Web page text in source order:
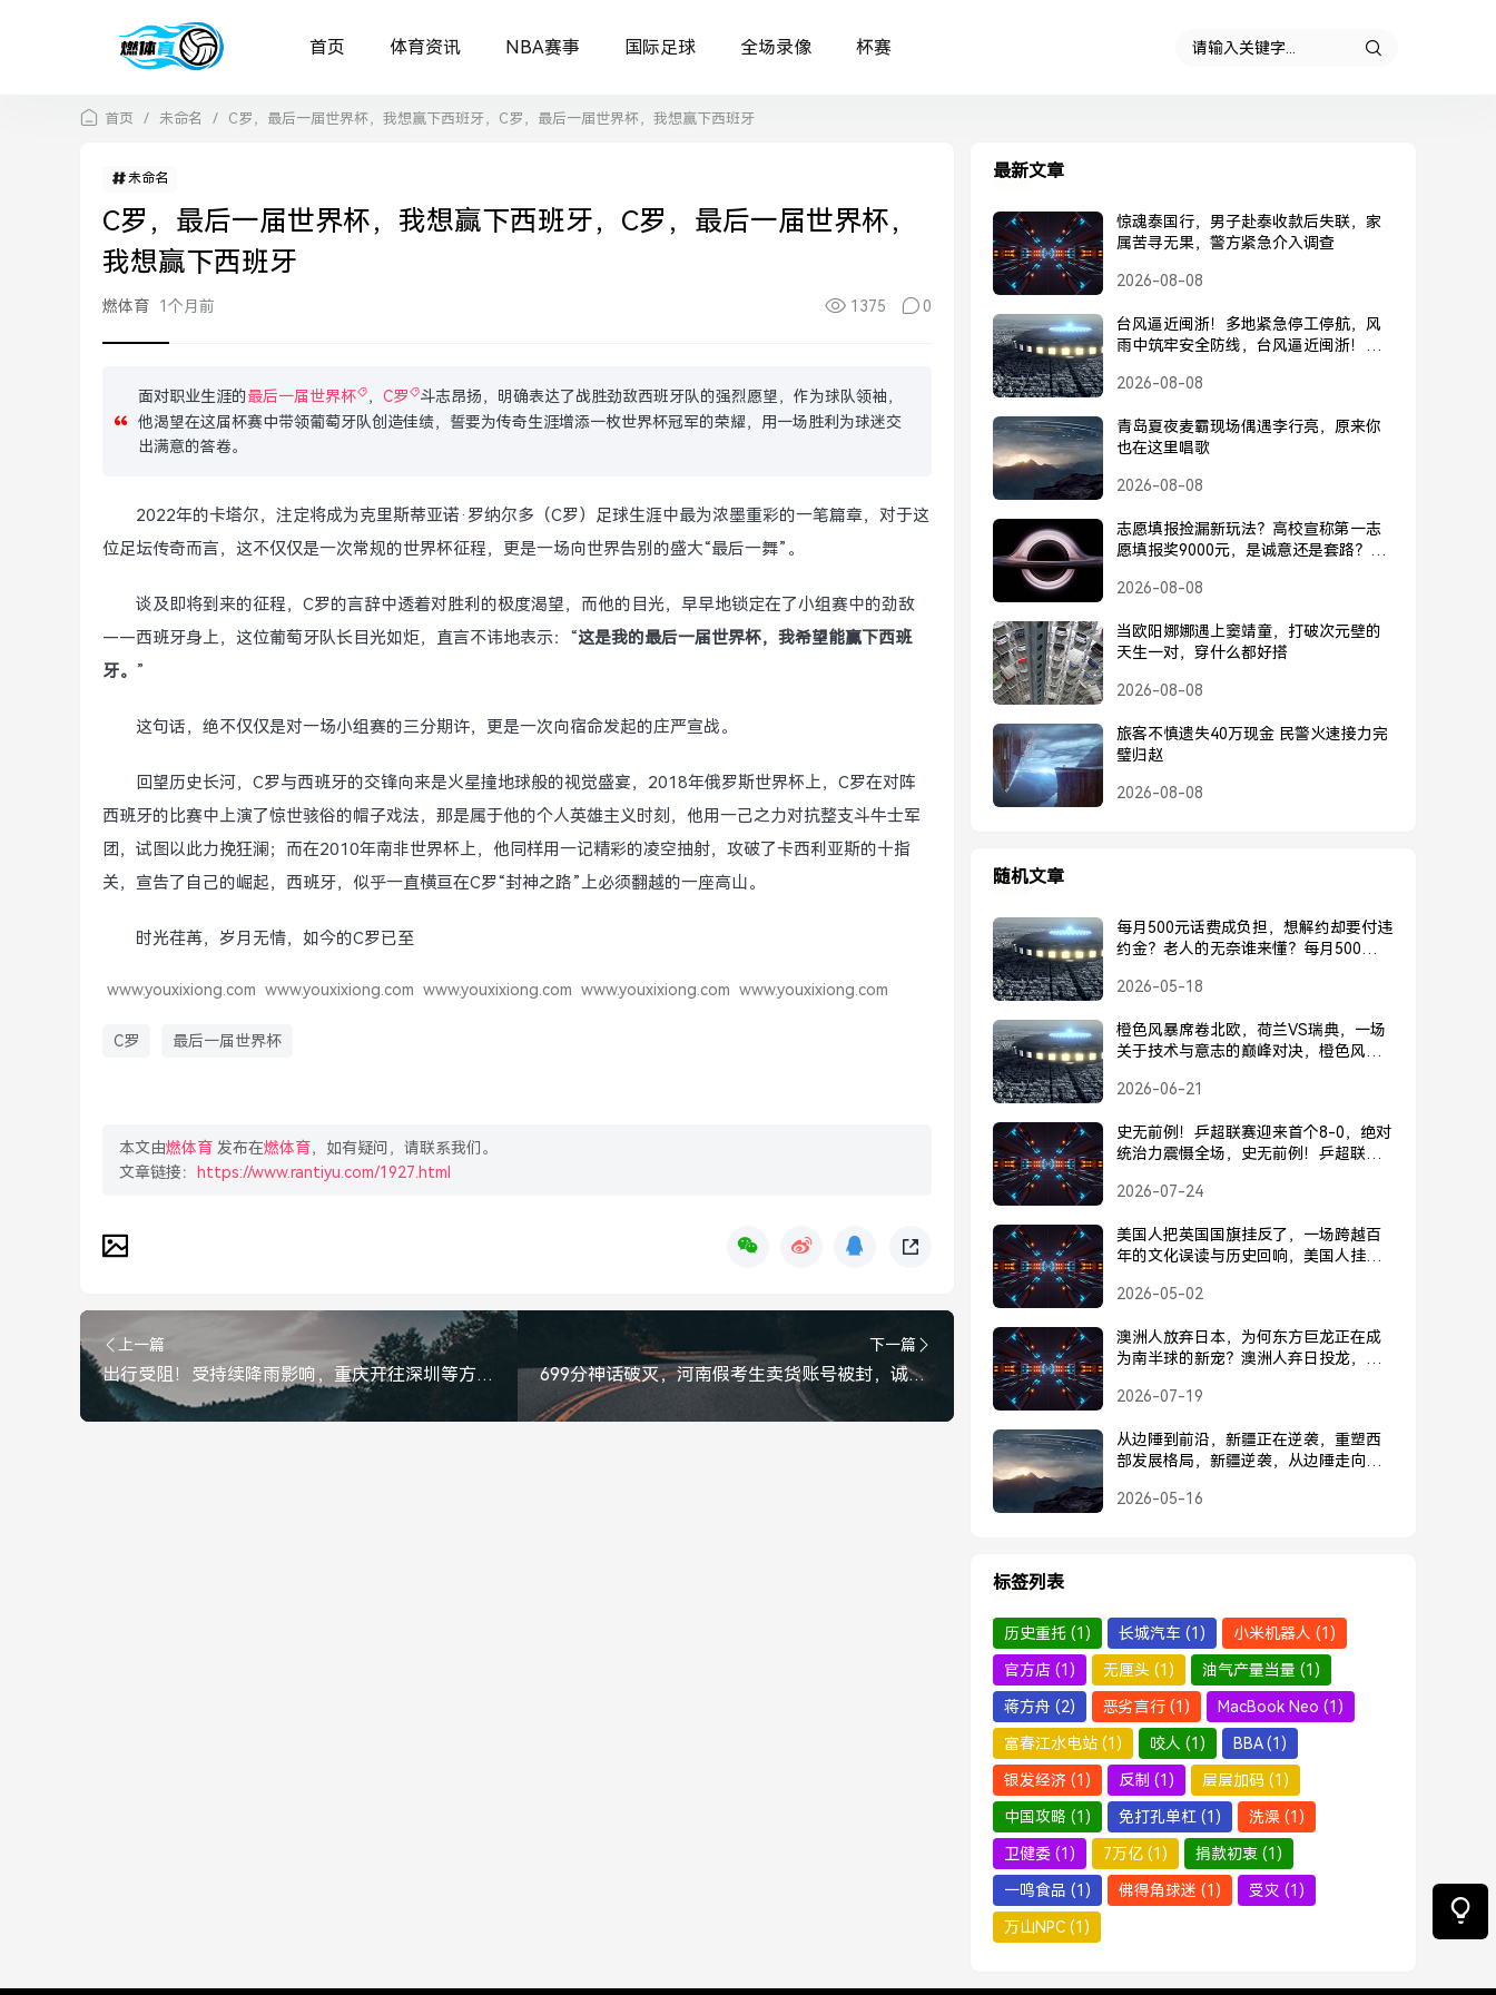
首页 体育资讯 NBA赛事 国际足球 全场录像 杯赛
首页 / 未命名 / C罗，最后一届世界杯，我想赢下西班牙，C罗，最后一届世界杯，我想赢下西班牙
未命名
C罗，最后一届世界杯，我想赢下西班牙，C罗，最后一届世界杯，
我想赢下西班牙
燃体育 1个月前 1375 0
面对职业生涯的最后一届世界杯 ， C罗
斗志昂扬，明确表达了战胜劲敌西班牙队的强烈愿望，作为球队领袖，
他渴望在这届杯赛中带领葡萄牙队创造佳绩，誓要为传奇生涯增添一枚世界杯冠军的荣耀，用一场胜利为球迷交
出满意的答卷。
2022年的卡塔尔，注定将成为克里斯蒂亚诺·罗纳尔多（C罗）足球生涯中最为浓墨重彩的一笔篇章，对于这
位足坛传奇而言，这不仅仅是一次常规的世界杯征程，更是一场向世界告别的盛大“最后一舞”。
谈及即将到来的征程，C罗的言辞中透着对胜利的极度渴望，而他的目光，早早地锁定在了小组赛中的劲敌
——西班牙身上，这位葡萄牙队长目光如炬，直言不讳地表示：“这是我的最后一届世界杯，我希望能赢下西班
牙。 ”
这句话，绝不仅仅是对一场小组赛的三分期许，更是一次向宿命发起的庄严宣战。
回望历史长河，C罗与西班牙的交锋向来是火星撞地球般的视觉盛宴，2018年俄罗斯世界杯上，C罗在对阵
西班牙的比赛中上演了惊世骇俗的帽子戏法，那是属于他的个人英雄主义时刻，他用一己之力对抗整支斗牛士军
团，试图以此力挽狂澜；而在2010年南非世界杯上，他同样用一记精彩的凌空抽射，攻破了卡西利亚斯的十指
关，宣告了自己的崛起，西班牙，似乎一直横亘在C罗“封神之路”上必须翻越的一座高山。
时光荏苒，岁月无情，如今的C罗已至
www.youxixiong.com www.youxixiong.com www.youxixiong.com www.youxixiong.com www.youxixiong.com
C罗 最后一届世界杯
本文由燃体育 发布在燃体育，如有疑问，请联系我们。
文章链接：
https://www.rantiyu.com/1927.html
上一篇
出行受阻！受持续降雨影响，重庆开往深圳等方向多趟列车停运，持续降雨致重庆开往深圳等多地列车停运
下一篇
699分神话破灭，河南假考生卖货账号被封，诚信是最大的流量密码，699分神话破灭！河南假考生卖货账号被封，诚信才是流量密码
最新文章
惊魂泰国行，男子赴泰收款后失联，家
属苦寻无果，警方紧急介入调查
2026-08-08
台风逼近闽浙！多地紧急停工停航，风
雨中筑牢安全防线，台风逼近闽浙！多
2026-08-08
青岛夏夜麦霸现场偶遇李行亮，原来你
也在这里唱歌
2026-08-08
志愿填报捡漏新玩法？高校宣称第一志
愿填报奖9000元，是诚意还是套路？高
套路？
2026-08-08
当欧阳娜娜遇上窦靖童，打破次元壁的
天生一对，穿什么都好搭
2026-08-08
旅客不慎遗失40万现金 民警火速接力完
璧归赵
2026-08-08
随机文章
每月500元话费成负担，想解约却要付违
约金？老人的无奈谁来懂？每月500元话
2026-05-18
橙色风暴席卷北欧，荷兰VS瑞典，一场
关于技术与意志的巅峰对决，橙色风暴
峰对决
2026-06-21
史无前例！乒超联赛迎来首个8-0，绝对
统治力震慑全场，史无前例！乒超联赛
2026-07-24
美国人把英国国旗挂反了，一场跨越百
年的文化误读与历史回响，美国人挂反
历史回响
2026-05-02
澳洲人放弃日本，为何东方巨龙正在成
为南半球的新宠？澳洲人弃日投龙，为
2026-07-19
从边陲到前沿，新疆正在逆袭，重塑西
部发展格局，新疆逆袭，从边陲走向前
2026-05-16
标签列表
历史重托 (1) 长城汽车 (1) 小米机器人 (1)
官方店 (1) 无厘头 (1) 油气产量当量 (1)
蒋方舟 (2) 恶劣言行 (1) MacBook Neo (1)
富春江水电站 (1) 咬人 (1) BBA(1)
银发经济 (1) 反制 (1) 层层加码 (1)
中国攻略 (1) 免打孔单杠 (1) 洗澡 (1)
卫健委 (1) 7万亿 (1) 捐款初衷 (1)
一鸣食品 (1) 佛得角球迷 (1) 受灾 (1)
万山NPC (1)